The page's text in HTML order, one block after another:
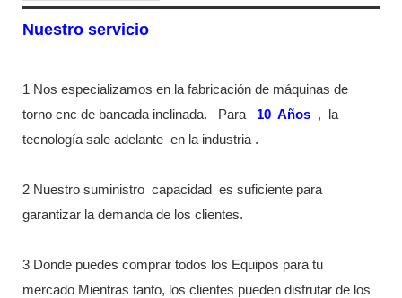
Nuestro servicio
1 Nos especializamos en la fabricación de máquinas de
torno cnc de bancada inclinada.
Para 10 Años ,
la
tecnología sale adelante en la industria .
2 Nuestro suministro capacidad
es suficiente para
garantizar la demanda de los clientes.
3 Donde puedes comprar todos los Equipos para tu
mercado Mientras tanto, los clientes pueden disfrutar de los